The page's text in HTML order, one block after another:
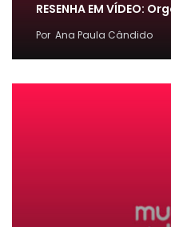
RESENHA EM VÍDEO:
Por Ana Paula Cândido